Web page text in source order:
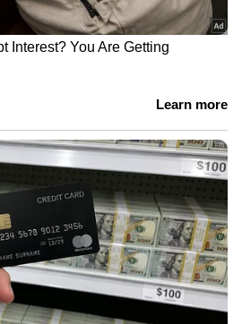
ഫോളേറ്റ് എന്നിവയുടെ
സാച്ചുറേറ്റഡ് ഫാറ്റ്
ഫോസ്ഫറസ്, പൊട്ടാസ്യം
ധാരാളം ഉണ്ട്. ഒരു ബൗൾ
26 ഗ്രാം പ്രോട്ടീൻ ഉണ്ട്.
കുറയ്ക്കാൻ